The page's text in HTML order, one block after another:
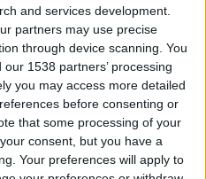
and services development.
partners may use precise
through device scanning. You
1538 partners’ processing
you may access more detailed
before consenting or
that some processing of your
consent, but you have a
Your preferences will apply to